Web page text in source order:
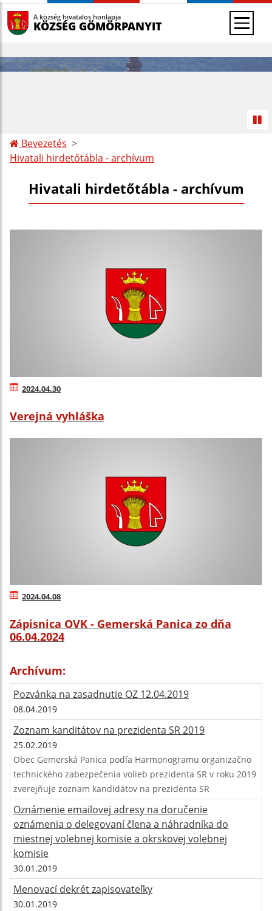
A község hivatalos honlapja
KÖZSÉG GÖMÖRPANYIT
Bevezetés
Hivatali hirdetőtábla - archívum
Hivatali hirdetőtábla - archívum
2024.04.30
Verejná vyhláška
2024.04.08
Zápisnica OVK - Gemerská Panica zo dňa
06.04.2024
Archívum:
Pozvánka na zasadnutie OZ 12.04.2019
08.04.2019
Zoznam kanditátov na prezidenta SR 2019
25.02.2019
Obec Gemerská Panica podľa Harmonogramu organizačno
technického zabezpečenia volieb prezidenta SR v roku 2019
zverejňuje zoznam kandidátov na prezidenta SR
Oznámenie emailovej adresy na doručenie
oznámenia o delegovaní člena a náhradníka do
miestnej volebnej komisie a okrskovej volebnej
komisie
30.01.2019
Menovací dekrét zapisovateľky
30.01.2019